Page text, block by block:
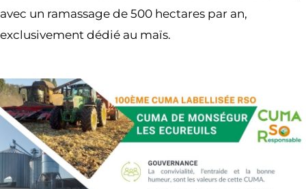
avec un ramassage de 500 hectares par an,
exclusivement dédié au maïs.